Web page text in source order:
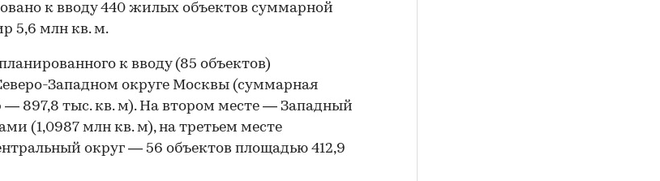
к вводу 440 жилых объектов суммарной
5,6 млн кв. м.
к вводу (85 объектов)
Западном округе Москвы (суммарная
— 897,8 тыс. кв. м). На втором месте — Западный
(1,0987 млн кв. м), на третьем месте
округ — 56 объектов площадью 412,9